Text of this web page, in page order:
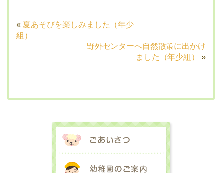
« 夏あそびを楽しみました（年少
組）
野外センターへ自然散策に出かけ
ました（年少組）
»
ごあいさつ
幼稚園のご案内